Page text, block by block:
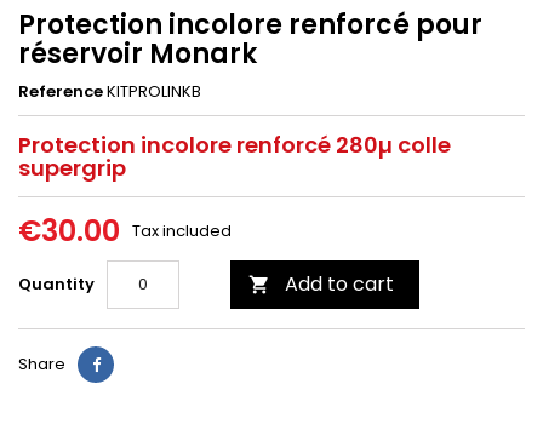
Protection incolore renforcé pour
réservoir Monark
ReferenceKITPROLINKB
Protection incolore renforcé 280µ colle
supergrip
€30.00 Tax included
Quantity  Add to cart
Share